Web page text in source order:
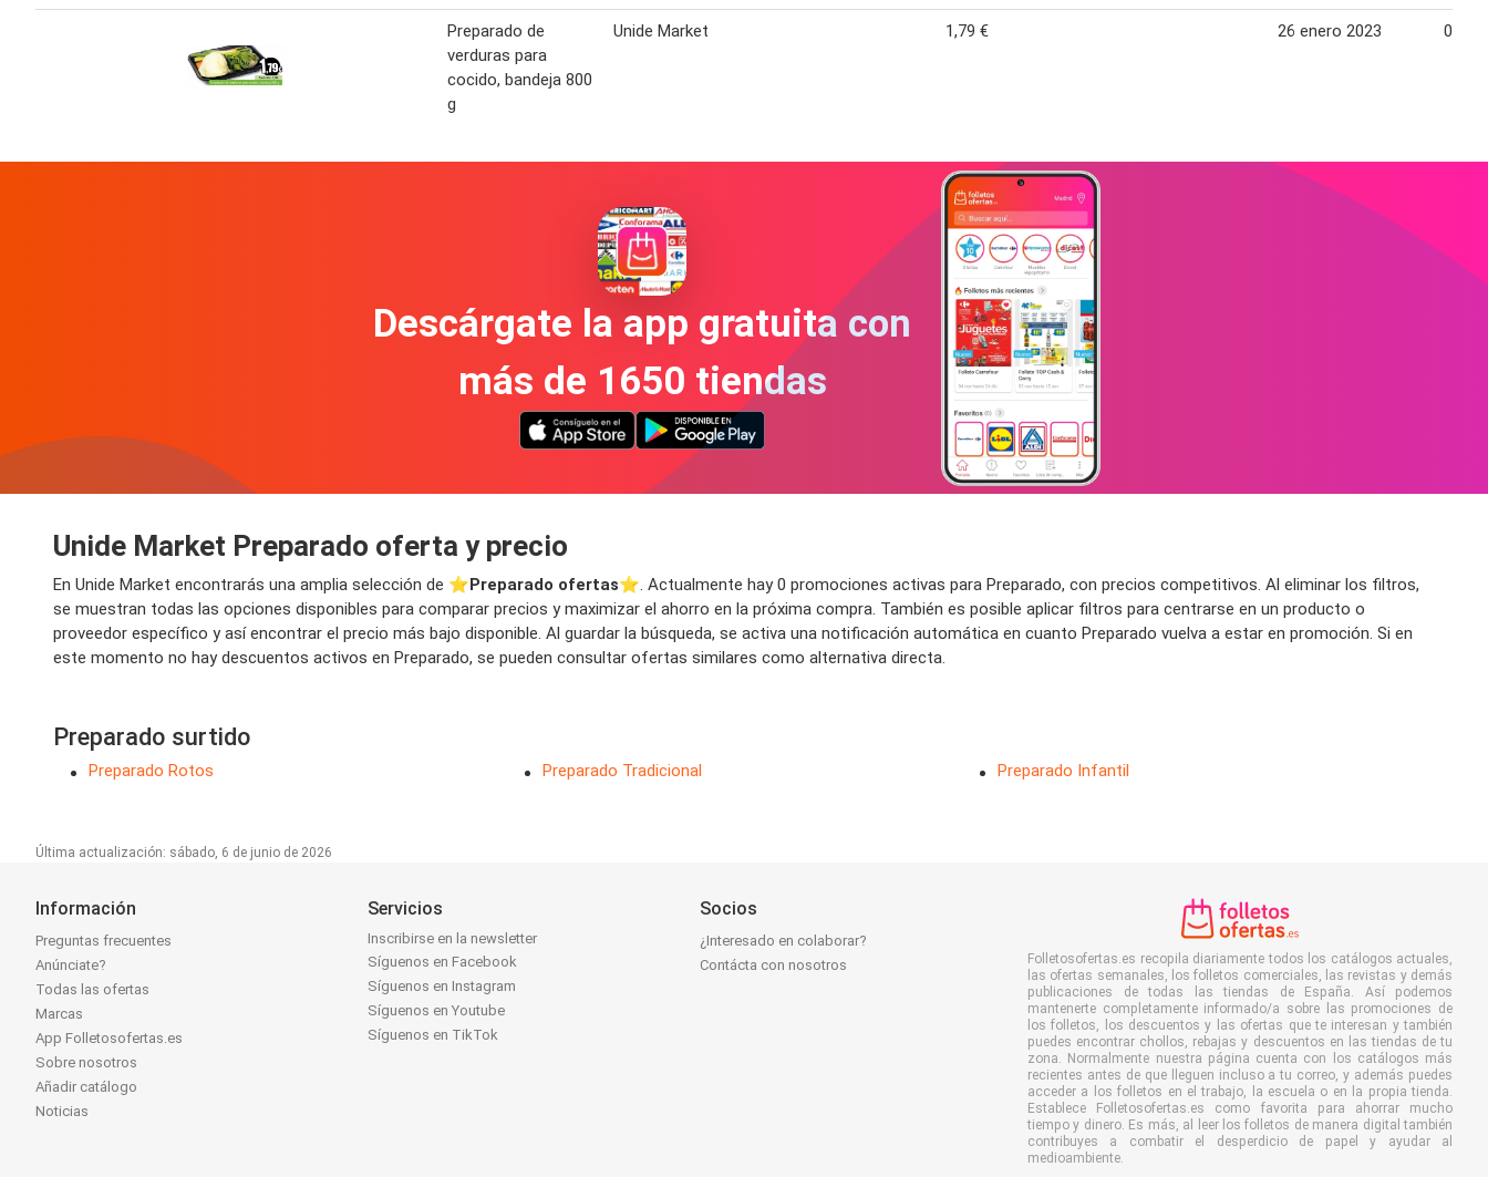
Preparado de
verduras para
cocido, bandeja 800
g
Unide Market 1,79 € 26 enero 2023 08
Descárgate la app gratuita con
más de 1650 tiendas
Unide Market Preparado oferta y precio
En Unide Market encontrarás una amplia selección de ⭐️Preparado ofertas⭐️. Actualmente hay 0 promociones activas para Preparado, con precios competitivos. Al eliminar los filtros,
se muestran todas las opciones disponibles para comparar precios y maximizar el ahorro en la próxima compra. También es posible aplicar filtros para centrarse en un producto o
proveedor específico y así encontrar el precio más bajo disponible. Al guardar la búsqueda, se activa una notificación automática en cuanto Preparado vuelva a estar en promoción. Si en
este momento no hay descuentos activos en Preparado, se pueden consultar ofertas similares como alternativa directa.
Preparado surtido
Preparado Rotos Preparado Tradicional Preparado Infantil
Última actualización: sábado, 6 de junio de 2026
Información
Preguntas frecuentes
Anúnciate?
Todas las ofertas
Marcas
App Folletosofertas.es
Sobre nosotros
Añadir catálogo
Noticias
Servicios
Inscribirse en la newsletter
Síguenos en Facebook
Síguenos en Instagram
Síguenos en Youtube
Síguenos en TikTok
Socios
¿Interesado en colaborar?
Contácta con nosotros
Folletosofertas.es recopila diariamente todos los catálogos actuales,
las ofertas semanales, los folletos comerciales, las revistas y demás
publicaciones de todas las tiendas de España. Así podemos
mantenerte completamente informado/a sobre las promociones de
los folletos, los descuentos y las ofertas que te interesan y también
puedes encontrar chollos, rebajas y descuentos en las tiendas de tu
zona. Normalmente nuestra página cuenta con los catálogos más
recientes antes de que lleguen incluso a tu correo, y además puedes
acceder a los folletos en el trabajo, la escuela o en la propia tienda.
Establece Folletosofertas.es como favorita para ahorrar mucho
tiempo y dinero. Es más, al leer los folletos de manera digital también
contribuyes a combatir el desperdicio de papel y ayudar al
medioambiente.